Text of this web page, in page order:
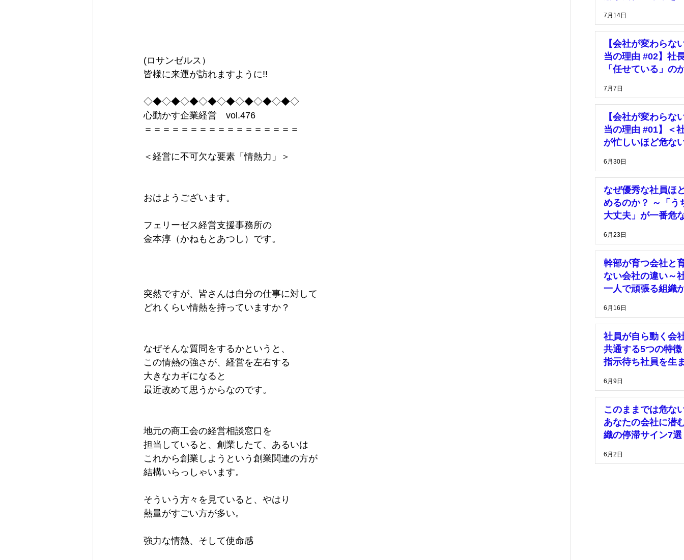
(ロサンゼルス）
皆様に来運が訪れますように!!
◇◆◇◆◇◆◇◆◇◆◇◆◇◆◇◆◇
心動かす企業経営　vol.476
＝＝＝＝＝＝＝＝＝＝＝＝＝＝＝＝＝
＜経営に不可欠な要素「情熱力」＞
おはようございます。
フェリーゼス経営支援事務所の
金本淳（かねもとあつし）です。
突然ですが、皆さんは自分の仕事に対して
どれくらい情熱を持っていますか？
なぜそんな質問をするかというと、
この情熱の強さが、経営を左右する
大きなカギになると
最近改めて思うからなのです。
地元の商工会の経営相談窓口を
担当していると、創業したて、あるいは
これから創業しようという創業関連の方が
結構いらっしゃいます。
そういう方々を見ていると、やはり
熱量がすごい方が多い。
強力な情熱、そして使命感
7月14日
【会社が変わらな
当の理由 #02】社
「任せている」の
7月7日
【会社が変わらな
当の理由 #01】＜
が忙しいほど危な
6月30日
なぜ優秀な社員ほ
めるのか？ ～「う
大丈夫」が一番危
6月23日
幹部が育つ会社と
ない会社の違い～
一人で頑張る組織
6月16日
社員が自ら動く会
共通する5つの特徴
指示待ち社員を生
6月9日
このままでは危な
あなたの会社に潜
織の停滞サイン7選
6月2日